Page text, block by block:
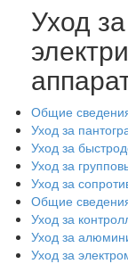
Уход за
Общие
Уход за
Уход за
Уход за
Уход за
Общие
Уход за
Уход за
Уход за